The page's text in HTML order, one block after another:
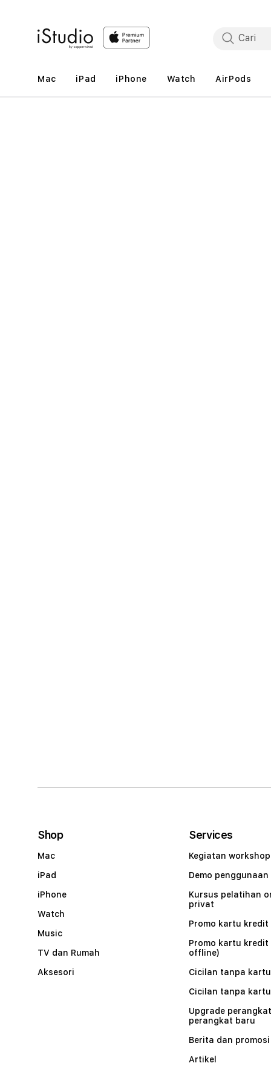
Mac iPad iPhone Watch AirPods
Shop
Mac
iPad
iPhone
Watch
Music
TV dan Rumah
Aksesori
Services
Kegiatan workshop
Demo penggunaan
Kursus pelatihan
privat
Promo kartu kredit
Promo kartu kredit
offline)
Cicilan tanpa
Cicilan tanpa
Upgrade
perangkat baru
Berita dan promosi
Artikel